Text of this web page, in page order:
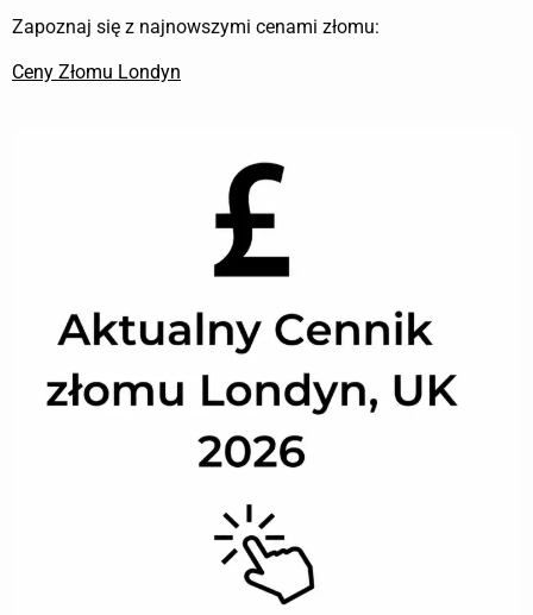
Zapoznaj się z najnowszymi cenami złomu:
Ceny Złomu Londyn